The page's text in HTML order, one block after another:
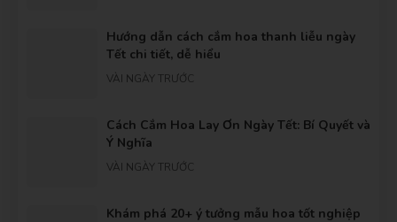
Hướng dẫn cách cắm hoa thanh liễu ngày
Tết chi tiết, dễ hiểu
VÀI NGÀY TRƯỚC
Cách Cắm Hoa Lay Ơn Ngày Tết: Bí Quyết và
Ý Nghĩa
VÀI NGÀY TRƯỚC
Khám phá 20+ ý tưởng mẫu hoa tốt nghiệp